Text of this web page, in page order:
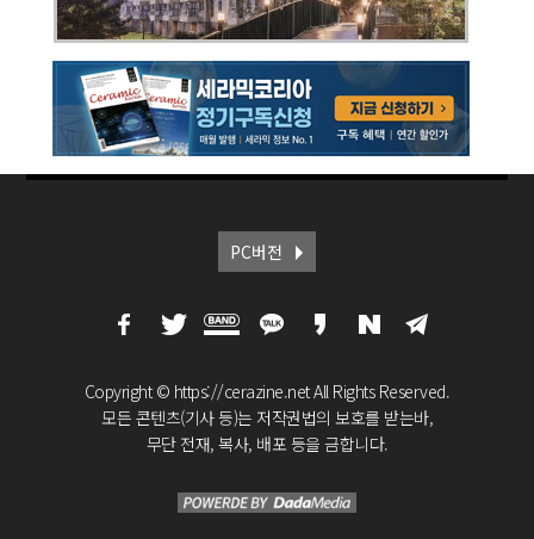
PC버전
Copyright © https://cerazine.net All Rights Reserved.
모든 콘텐츠(기사 등)는 저작권법의 보호를 받는바,
무단 전재, 복사, 배포 등을 금합니다.